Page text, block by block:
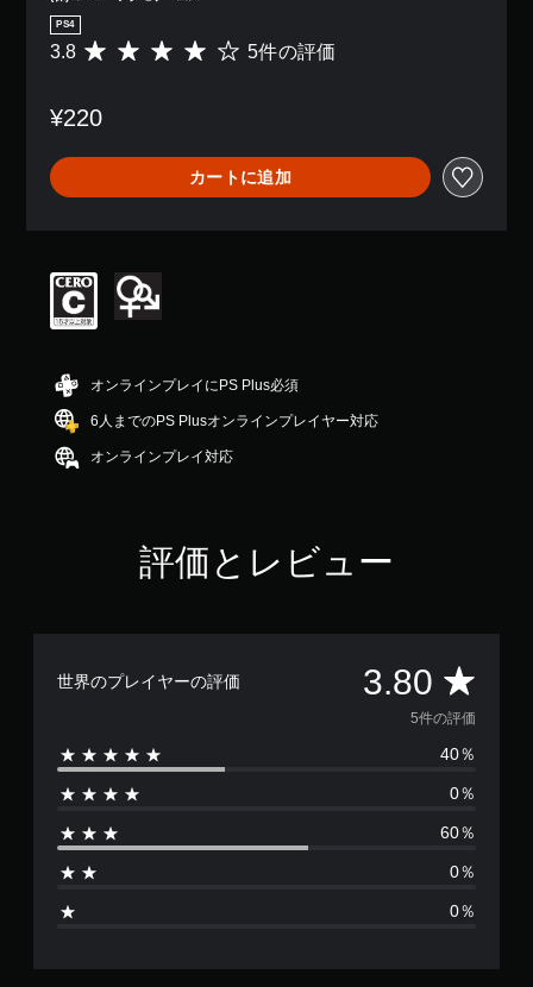
PS4
評
は
、
平
均
5
段
階
の
3
で
3.8 5件の評価
¥220
カートに追加
オンラインプレイにPS Plus必須
6人までのPS Plusオンラインプレイヤー対応
オンラインプレイ対応
評価とレビュー
世界のプレイヤーの評価 3.80 評
価
数
は
、
5件の評価
40％
0％
60％
0％
0％